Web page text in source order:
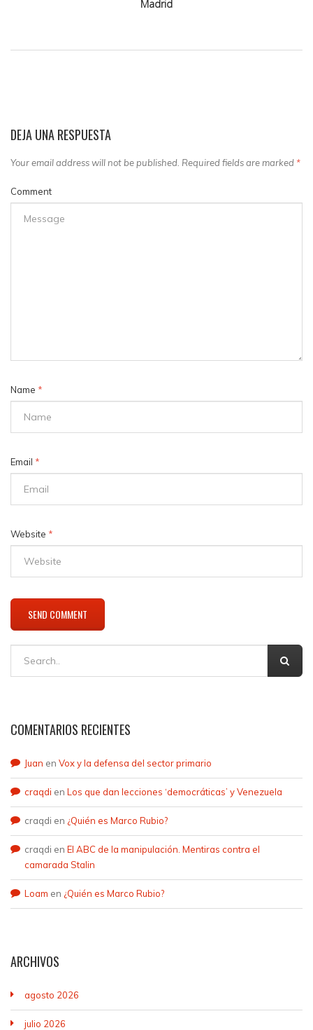
Madrid
DEJA UNA RESPUESTA
Your email address will not be published. Required fields are marked *
Comment
Name *
Email *
Website *
COMENTARIOS RECIENTES
Juan en Vox y la defensa del sector primario
craqdi en Los que dan lecciones ‘democráticas’ y Venezuela
craqdi en ¿Quién es Marco Rubio?
craqdi en El ABC de la manipulación. Mentiras contra el
camarada Stalin
Loam en ¿Quién es Marco Rubio?
ARCHIVOS
agosto 2026
julio 2026